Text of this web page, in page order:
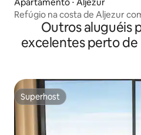
Refúgio na costa de Aljezur
Outros aluguéis
excelentes perto de
Superhost
Superhost